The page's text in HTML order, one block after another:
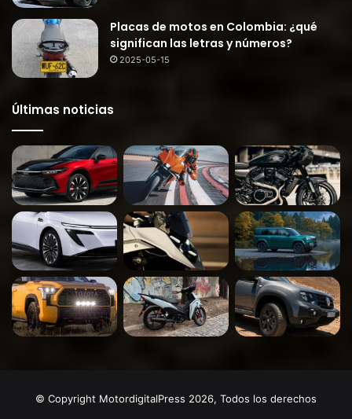
Placas de motos en Colombia: ¿qué
significan las letras y números?
2025-05-15
Últimas noticias
© Copyright MotordigitalPress 2026, Todos los derechos